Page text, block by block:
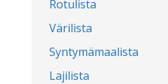
Rotulista
Värilista
Syntymämaalista
Lajilista